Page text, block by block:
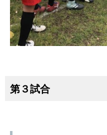
第３試合